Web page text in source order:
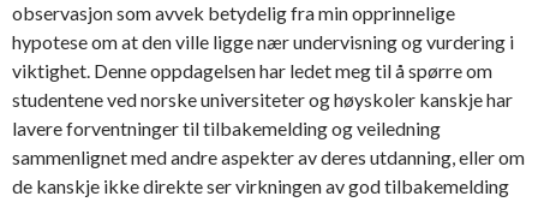
observasjon som avvek betydelig fra min opprinnelige
hypotese om at den ville ligge nær undervisning og vurdering i
viktighet. Denne oppdagelsen har ledet meg til å spørre om
studentene ved norske universiteter og høyskoler kanskje har
lavere forventninger til tilbakemelding og veiledning
sammenlignet med andre aspekter av deres utdanning, eller om
de kanskje ikke direkte ser virkningen av god tilbakemelding